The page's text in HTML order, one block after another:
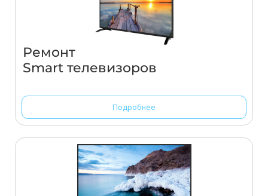
Ремонт
Smart телевизоров
Подробнее